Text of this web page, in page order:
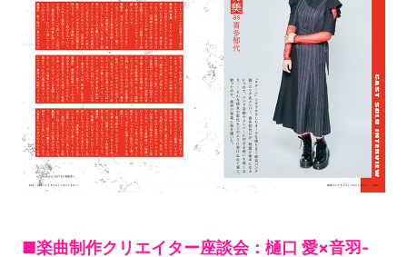
■楽曲制作クリエイター座談会：樋口 愛×音羽-